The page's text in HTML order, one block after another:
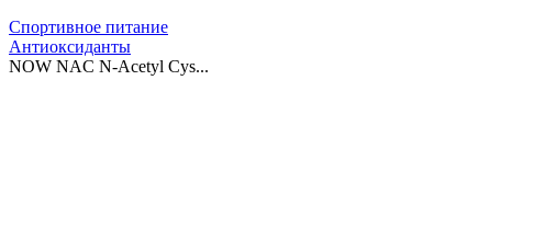
Спортивное питание
Антиоксиданты
NOW NAC N-Acetyl Cys...